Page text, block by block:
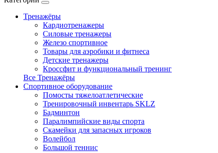
Тренажёры
Кардиотренажеры
Силовые тренажеры
Железо спортивное
Товары для аэробики и фитнеса
Детские тренажеры
Кроссфит и функциональный тренинг
Все Тренажёры
Спортивное оборудование
Помосты тяжелоатлетические
Тренировочный инвентарь SKLZ
Бадминтон
Паралимпийские виды спорта
Скамейки для запасных игроков
Волейбол
Большой теннис